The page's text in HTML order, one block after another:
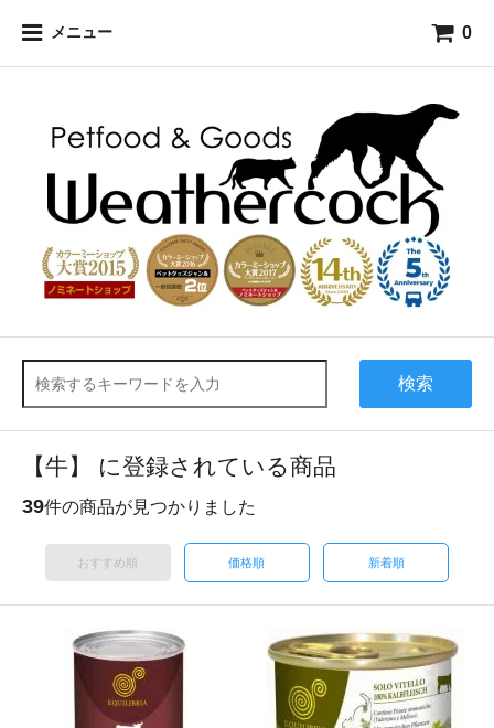
メニュー 0
検索
【牛】 に登録されている商品
39件の商品が見つかりました
おすすめ順 価格順 新着順